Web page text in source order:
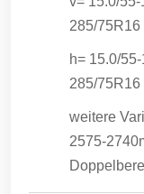
285/75R16
h= 15.0/
285/75R16
weitere
2575-